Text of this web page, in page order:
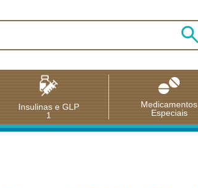
Insulinas e GLP
1
Medicamentos
Especiais